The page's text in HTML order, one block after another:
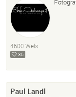
4600 Wels
35
Paul Landl